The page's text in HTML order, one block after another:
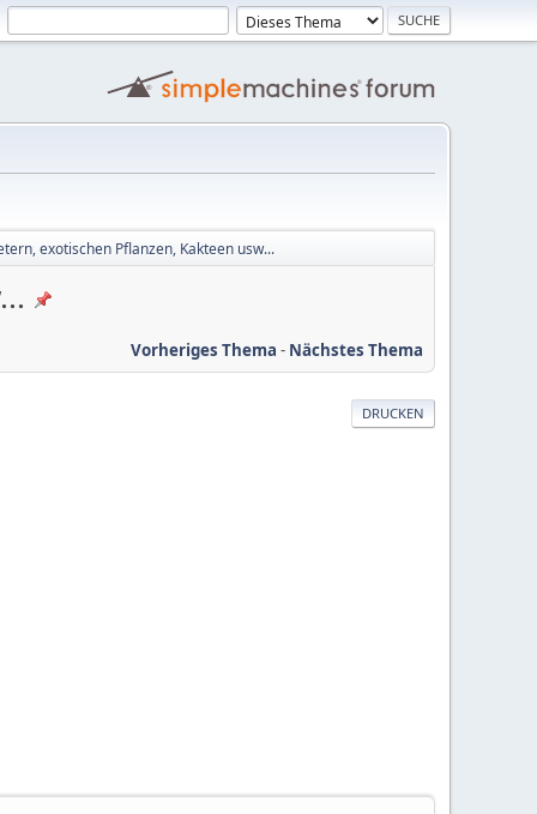
exotischen Pflanzen, Kakteen usw...
Vorheriges Thema - Nächstes Thema
DRUCKEN